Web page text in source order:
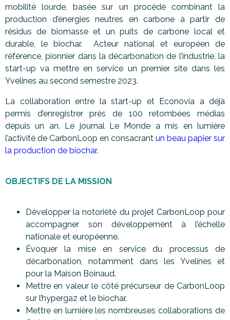
mobilité lourde, basée sur un procédé combinant la
production d’énergies neutres en carbone à partir de
résidus de biomasse et un puits de carbone local et
durable, le biochar. Acteur national et européen de
référence, pionnier dans la décarbonation de l’industrie, la
start-up va mettre en service un premier site dans les
Yvelines au second semestre 2023.
La collaboration entre la start-up et Econovia a déjà
permis d’enregistrer près de 100 retombées médias
depuis un an. Le journal Le Monde a mis en lumière
l’activité de CarbonLoop en consacrant un beau papier sur
la production de biochar.
OBJECTIFS DE LA MISSION
Développer la notoriété du projet CarbonLoop pour
accompagner son développement à l’échelle
nationale et européenne.
Évoquer la mise en service du processus de
décarbonation, notamment dans les Yvelines et
pour la Maison Boinaud.
Mettre en valeur le côté précurseur de CarbonLoop
sur l’hypergaz et le biochar.
Mettre en lumière les nombreuses collaborations de